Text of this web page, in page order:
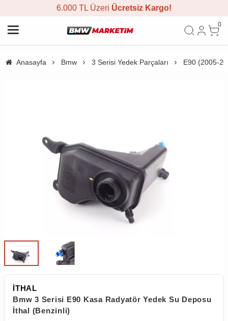
6.000 TL Üzeri Ücretsiz Kargo!
0
Anasayfa Bmw 3 Serisi Yedek Parçaları E90 (2005-
İTHAL
Bmw 3 Serisi E90 Kasa Radyatör Yedek Su Deposu
İthal (Benzinli)